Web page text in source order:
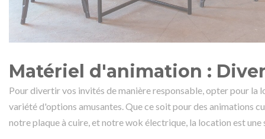
Matériel d'animation :
Pour divertir vos invités de manière responsable, opter pour la
variété d'options amusantes. Que ce soit pour des animations
notre plaque à cuire, et notre wok électrique, la location est